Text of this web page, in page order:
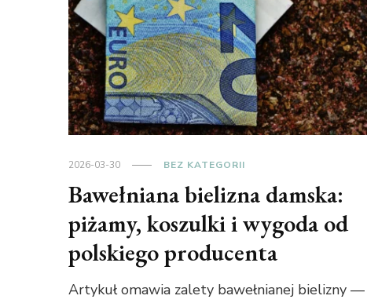
2026-03-30 BEZ KATEGORII
Bawełniana bielizna damska:
piżamy, koszulki i wygoda od
polskiego producenta
Artykuł omawia zalety bawełnianej bielizny —